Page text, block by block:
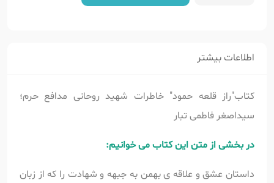
اطلاعات بیشتر
کتاب"راز قلعه حمود" خاطرات شهید روحانی مدافع حرم؛
سیداصغر فاطمی تبار
در بخشی از متن این کتاب می خوانیم:
داستان عشق و علاقه ی بهمن به جبهه و شهادت را که از زبان